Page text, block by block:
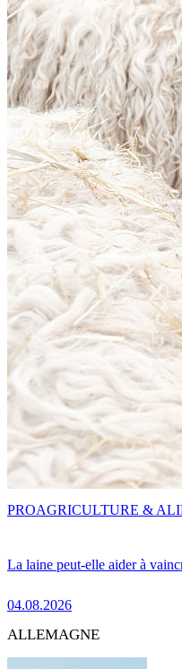
La laine peut-elle aider à
04.08.2026
PROAGRICULTURE &
ALLEMAGNE